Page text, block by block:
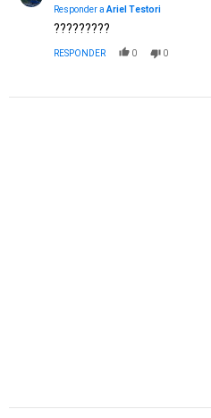
Responder aAriel Testori
?????????
RESPONDER 0 0